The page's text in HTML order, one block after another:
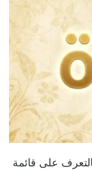
على قائمة